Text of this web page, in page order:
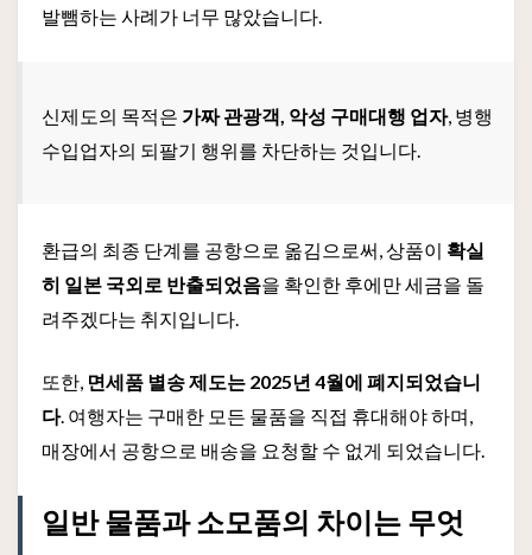
발뺌하는 사례가 너무 많았습니다.
신제도의 목적은 가짜 관광객, 악성 구매대행 업자, 병행
수입업자의 되팔기 행위를 차단하는 것입니다.
환급의 최종 단계를 공항으로 옮김으로써, 상품이 확실
히 일본 국외로 반출되었음을 확인한 후에만 세금을 돌
려주겠다는 취지입니다.
또한, 면세품 별송 제도는 2025년 4월에 폐지되었습니
다. 여행자는 구매한 모든 물품을 직접 휴대해야 하며,
매장에서 공항으로 배송을 요청할 수 없게 되었습니다.
일반 물품과 소모품의 차이는 무엇